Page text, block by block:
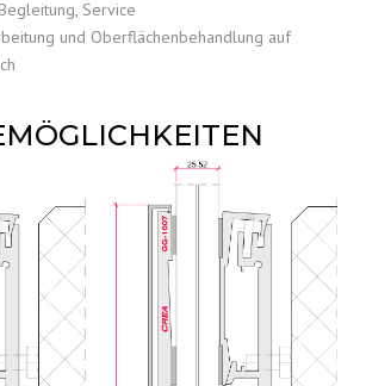
Service
und Oberflächenbehandlung auf